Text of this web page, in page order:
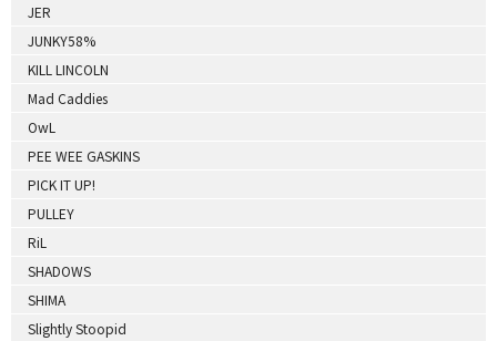
JER
JUNKY58%
KILL LINCOLN
Mad Caddies
OwL
PEE WEE GASKINS
PICK IT UP!
PULLEY
RiL
SHADOWS
SHIMA
Slightly Stoopid